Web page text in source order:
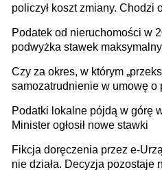
policzył koszt zmiany. Chodzi
Podatek od nieruchomości w
podwyżka stawek
budynków i lokali związanych
prowadzeniem działalności
Czy za okres, w którym
samozatrudnienie w umowę o
umowy cywilnoprawnej
racjonalnym wyjściem
Podatki lokalne pójdą w górę
Minister ogłosił nowe stawki
Fikcja doręczenia przez e-
nie działa. Decyzja pozostaje